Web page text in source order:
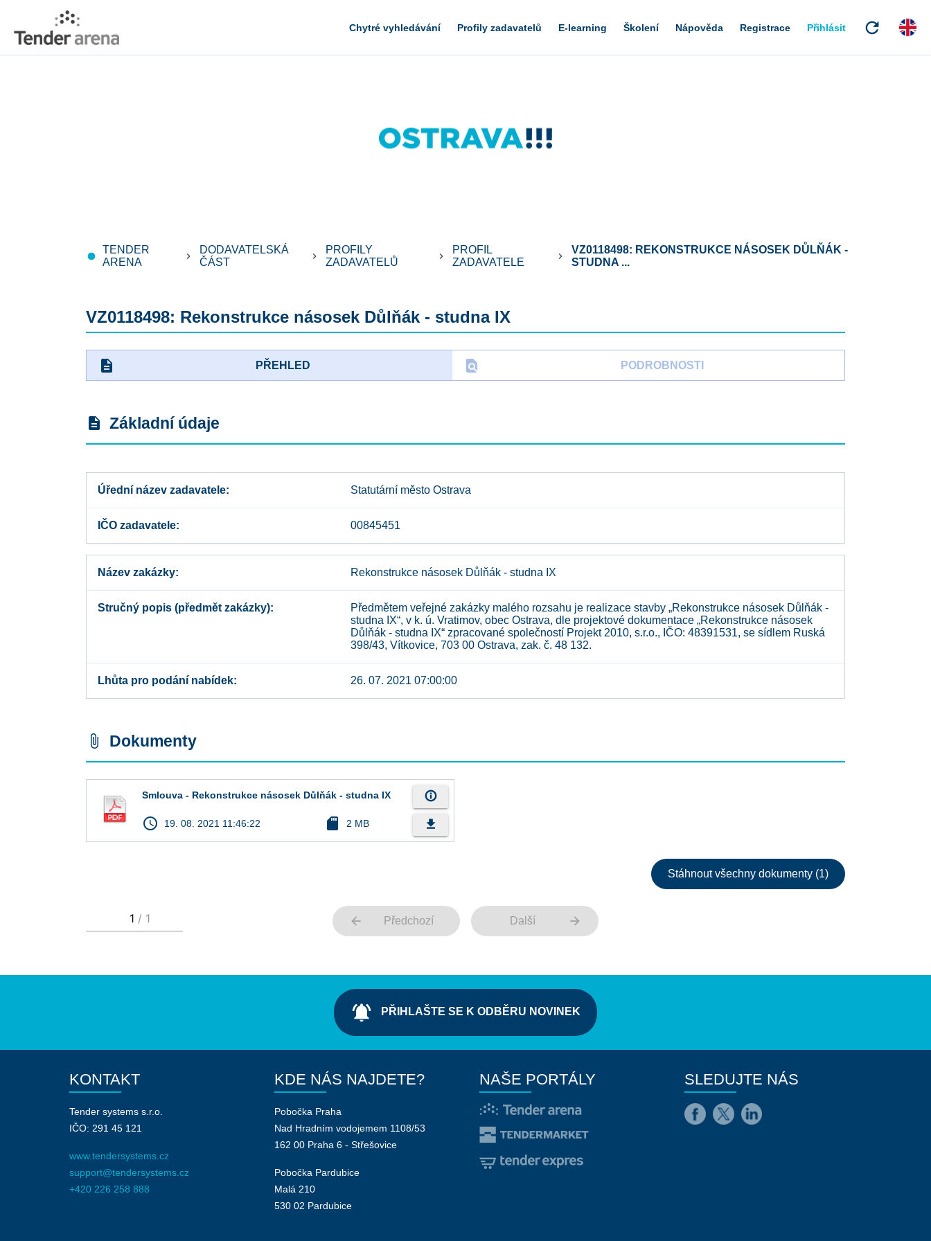
Chytré vyhledávání Profily zadavatelů E-learning Školení Nápověda Registrace Přihlásit refresh
fiber_manual_record
TENDER
ARENA
keyboard_arrow_right
DODAVATELSKÁ
ČÁST
keyboard_arrow_right
PROFILY
ZADAVATELŮ
keyboard_arrow_right
PROFIL
ZADAVATELE
keyboard_arrow_right
VZ0118498: REKONSTRUKCE NÁSOSEK DŮLŇÁK -
STUDNA ...
VZ0118498: Rekonstrukce násosek Důlňák - studna IX
description PŘEHLED find_in_page PODROBNOSTI
description Základní údaje
Úřední název zadavatele Statutární město Ostrava
IČO zadavatele 00845451
Název zakázky Rekonstrukce násosek Důlňák - studna IX
Stručný popis (předmět zakázky)
Předmětem veřejné zakázky malého rozsahu je realizace stavby „Rekonstrukce násosek Důlňák -
studna IX“, v k. ú. Vratimov, obec Ostrava, dle projektové dokumentace „Rekonstrukce násosek
Důlňák - studna IX“ zpracované společností Projekt 2010, s.r.o., IČO: 48391531, se sídlem Ruská
398/43, Vítkovice, 703 00 Ostrava, zak. č. 48 132.
Lhůta pro podání nabídek 26. 07. 2021 07:00:00
attach_file Dokumenty
Smlouva - Rekonstrukce násosek Důlňák - studna IX
access_time 19. 08. 2021 11:46:22 sd_card 2 MB
info_outline
file_download
Stáhnout všechny dokumenty (1)
arrow_back Předchozí Další arrow_forward
notifications_active PŘIHLAŠTE SE K ODBĚRU NOVINEK
KONTAKT
Tender systems s.r.o.
IČO: 291 45 121
www.tendersystems.cz
support@tendersystems.cz
+420 226 258 888
KDE NÁS NAJDETE?
Pobočka Praha
Nad Hradním vodojemem 1108/53
162 00 Praha 6 - Střešovice
Pobočka Pardubice
Malá 210
530 02 Pardubice
NAŠE PORTÁLY SLEDUJTE NÁS